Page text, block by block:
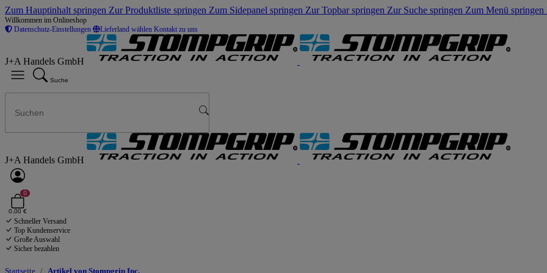
Zum Hauptinhalt springen Zur Produktliste springen Zum Sidepanel springen Zur Topbar springen Zur Suche springen Zum Menü springen
Willkommen im Onlineshop
Datenschutz-Einstellungen
Lieferland wählen Kontakt zu uns
J+A Handels GmbH
Suche
J+A Handels GmbH
0
0,00 €
Schneller Versand
Top Kundenservice
Große Auswahl
Sicher bezahlen
Startseite Artikel von Stompgrip Inc.